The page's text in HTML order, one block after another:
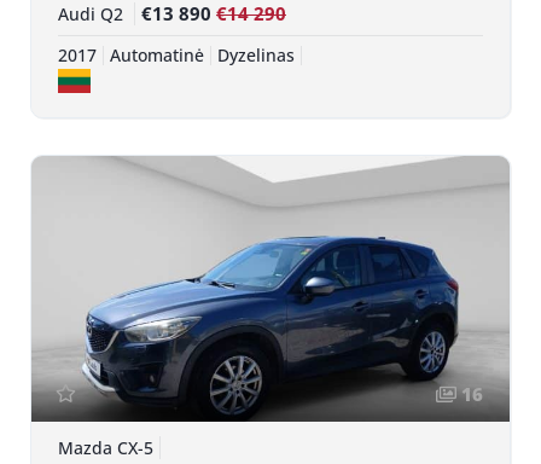
Audi Q2 €13 890 €14 290
2017 Automatinė Dyzelinas
16
Mazda CX-5